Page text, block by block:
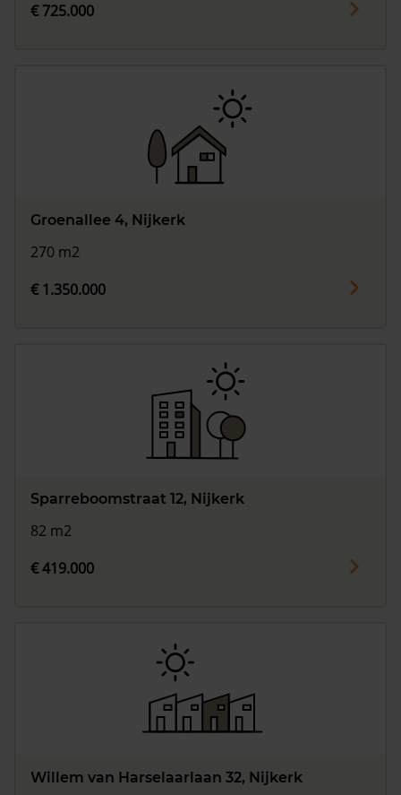
€ 725.000
Groenallee 4, Nijkerk
270 m2
€ 1.350.000
Sparreboomstraat 12, Nijkerk
82 m2
€ 419.000
Willem van Harselaarlaan 32, Nijkerk